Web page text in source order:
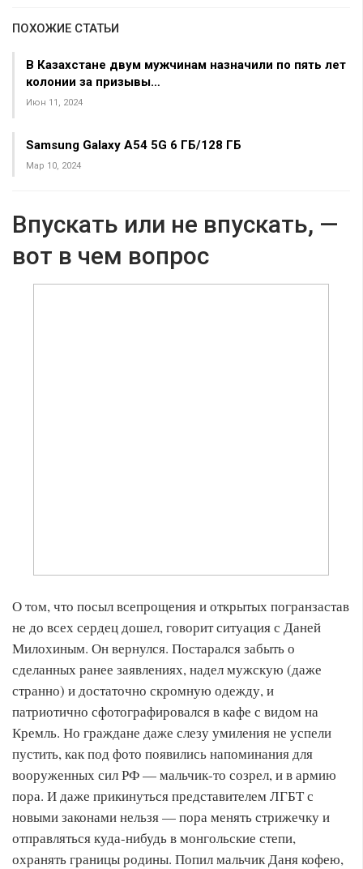
ПОХОЖИЕ СТАТЬИ
В Казахстане двум мужчинам назначили по пять лет
колонии за призывы…
Июн 11, 2024
Samsung Galaxy A54 5G 6 ГБ/128 ГБ
Мар 10, 2024
Впускать или не впускать, —
вот в чем вопрос
О том, что посыл всепрощения и открытых погранзастав
не до всех сердец дошел, говорит ситуация с Даней
Милохиным. Он вернулся. Постарался забыть о
сделанных ранее заявлениях, надел мужскую (даже
странно) и достаточно скромную одежду, и
патриотично сфотографировался в кафе с видом на
Кремль. Но граждане даже слезу умиления не успели
пустить, как под фото появились напоминания для
вооруженных сил РФ — мальчик-то созрел, и в армию
пора. И даже прикинуться представителем ЛГБТ с
новыми законами нельзя — пора менять стрижечку и
отправляться куда-нибудь в монгольские степи,
охранять границы родины. Попил мальчик Даня кофею,